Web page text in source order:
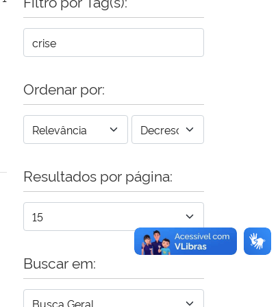
Ordenar por:
Resultados por página:
Buscar em: